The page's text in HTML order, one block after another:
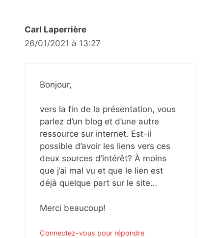
Carl Laperrière
26/01/2021 à 13:27
Bonjour,
vers la fin de la présentation, vous
parlez d’un blog et d’une autre
ressource sur internet. Est-il
possible d’avoir les liens vers ces
deux sources d’intérêt? À moins
que j’ai mal vu et que le lien est
déjà quelque part sur le site…
Merci beaucoup!
Connectez-vous pour répondre